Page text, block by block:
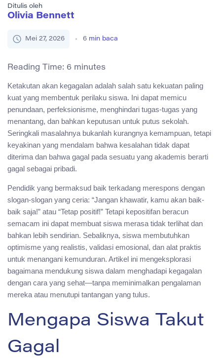
Ditulis oleh
Olivia Bennett
Mei 27, 2026 6 min baca
Reading Time: 6 minutes
Ketakutan akan kegagalan adalah salah satu kekuatan paling
kuat yang membentuk perilaku siswa. Ini dapat memicu
penundaan, perfeksionisme, menghindari tugas-tugas yang
menantang, dan bahkan keputusan untuk putus sekolah.
Seringkali masalahnya bukanlah kurangnya kemampuan, tetapi
keyakinan yang mendalam bahwa kesalahan tidak dapat
diterima dan bahwa gagal pada sesuatu yang akademis berarti
gagal sebagai pribadi.
Pendidik yang bermaksud baik terkadang merespons dengan
slogan-slogan yang ceria: “Jangan khawatir, kamu akan baik-
baik saja!” atau “Tetap positif!” Tetapi kepositifan beracun
semacam ini dapat membuat siswa merasa tidak terlihat dan
bahkan lebih sendirian. Sebaliknya, siswa membutuhkan
optimisme yang realistis, validasi emosional, dan alat praktis
untuk menangani kemunduran. Artikel ini mengeksplorasi
bagaimana mendukung siswa dalam menghadapi kegagalan
dengan cara yang sehat—tanpa meminimalkan pengalaman
mereka atau menutupi tantangan yang tulus.
Mengapa Siswa Takut
Gagal